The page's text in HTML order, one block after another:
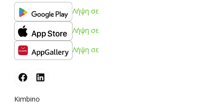
Λήψη σε
Λήψη σε
Λήψη σε
Kimbino